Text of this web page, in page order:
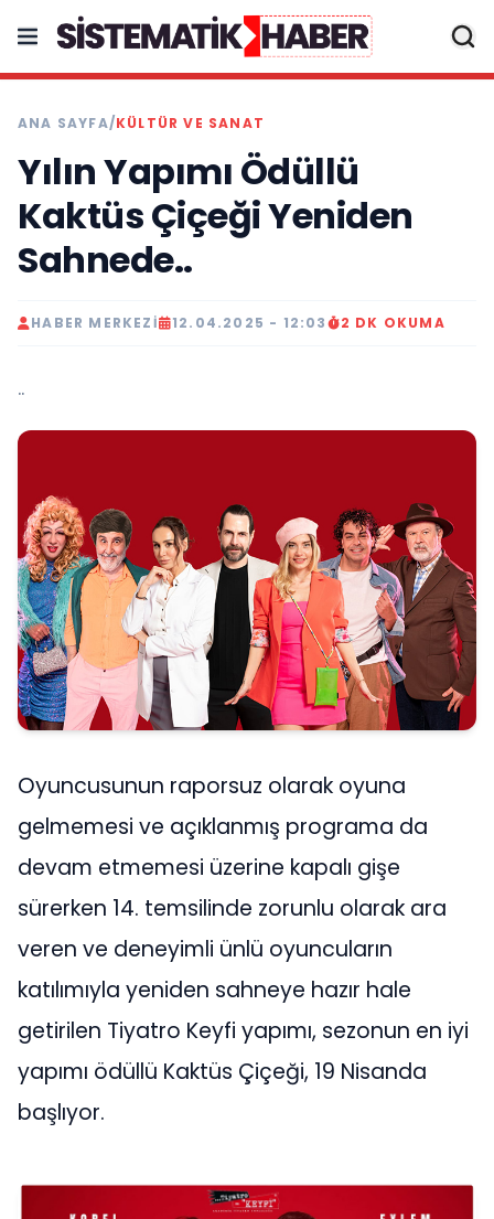
ANA SAYFA/KÜLTÜR VE SANAT
Yılın Yapımı Ödüllü
Kaktüs Çiçeği Yeniden
Sahnede..
HABER MERKEZI 12.04.2025 - 12:03 2 DK OKUMA
..
Oyuncusunun raporsuz olarak oyuna
gelmemesi ve açıklanmış programa da
devam etmemesi üzerine kapalı gişe
sürerken 14. temsilinde zorunlu olarak ara
veren ve deneyimli ünlü oyuncuların
katılımıyla yeniden sahneye hazır hale
getirilen Tiyatro Keyfi yapımı, sezonun en iyi
yapımı ödüllü Kaktüs Çiçeği, 19 Nisanda
başlıyor.